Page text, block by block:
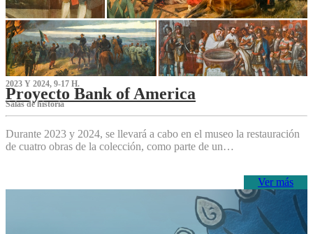
2023 Y 2024, 9-17 H.
Proyecto Bank of America
S‌alas de historia
Durante 2023 y 2024, se llevará a cabo en el museo la restauración
de cuatro obras de la colección, como parte de un…
Ver más